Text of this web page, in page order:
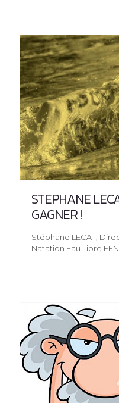
STEPHANE
GAGNER !
Stéphane LECAT,
Natation Eau Libre FFN